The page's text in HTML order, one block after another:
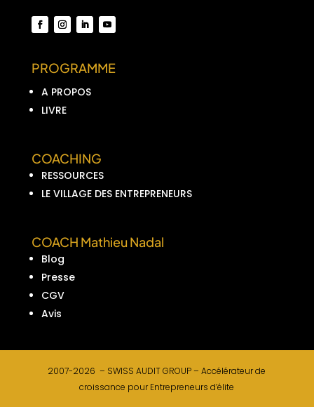
PROGRAMME
A PROPOS
LIVRE
COACHING
RESSOURCES
LE VILLAGE DES ENTREPRENEURS
COACH Mathieu Nadal
Blog
Presse
CGV
Avis
2007-2026 – SWISS AUDIT GROUP –Accélérateur de
croissance pour Entrepreneurs d’élite